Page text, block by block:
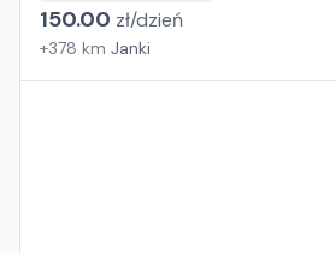
150.00 zł/dzień
+378 km Janki